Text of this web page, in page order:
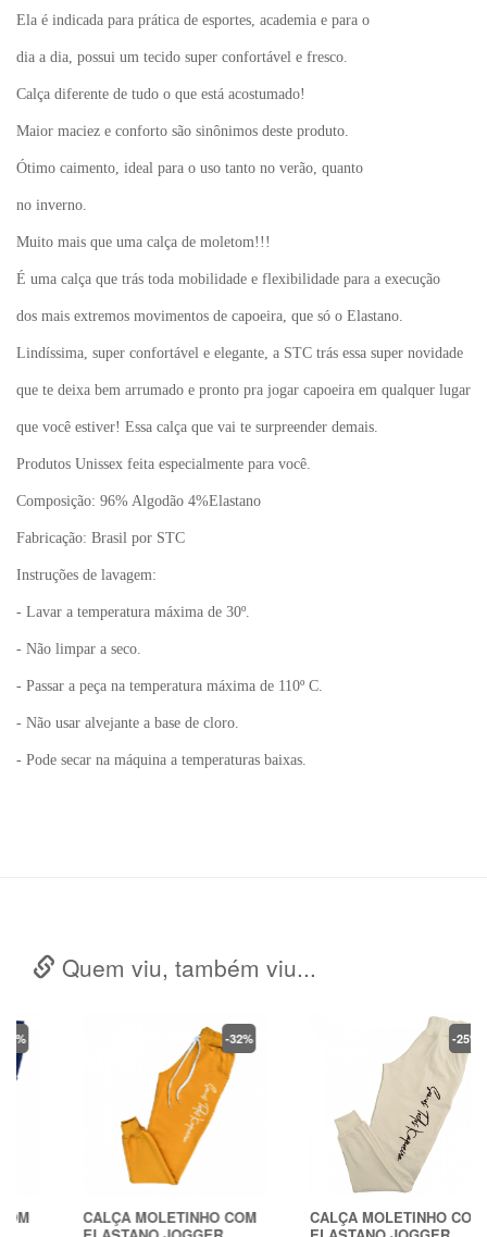
Ela é indicada para prática de esportes, academia e para o
dia a dia, possui um tecido super confortável e fresco.
Calça diferente de tudo o que está acostumado!
Maior maciez e conforto são sinônimos deste produto.
Ótimo caimento, ideal para o uso tanto no verão, quanto
no inverno.
Muito mais que uma calça de moletom!!!
É uma calça que trás toda mobilidade e flexibilidade para a execução
dos mais extremos movimentos de capoeira, que só o Elastano.
Lindíssima, super confortável e elegante, a STC trás essa super novidade
que te deixa bem arrumado e pronto pra jogar capoeira em qualquer lugar
que você estiver! Essa calça que vai te surpreender demais.
Produtos Unissex feita especialmente para você.
Composição: 96% Algodão 4%Elastano
Fabricação: Brasil por STC
Instruções de lavagem:
- Lavar a temperatura máxima de 30º.
- Não limpar a seco.
- Passar a peça na temperatura máxima de 110º C.
- Não usar alvejante a base de cloro.
- Pode secar na máquina a temperaturas baixas.
Quem viu, também viu...
CALÇA MOLETINHO COM
-32%
CALÇA MOLETINHO COM
-25%